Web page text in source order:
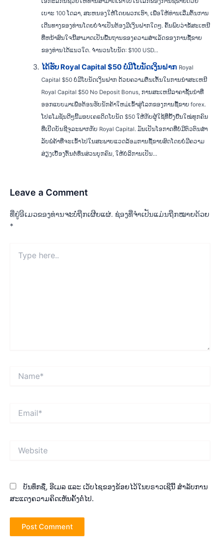
ເບາະ 100 ໂດລາ, ສະຫນອງໃຫ້ໂດຍພວກເຮົາ, ເພື່ອໃຫ້ທ່ານເລີ່ມຕົ້ນການ
ເດີນທາງຂອງທ່ານໂດຍບໍ່ຈໍາເປັນຕ້ອງມີເງິນຝາກໃດໆ. ຄົ້ນພົບວ່າຂໍ້ສະເຫນີ
ທີ່ຫນ້າສົນໃຈນີ້ສາມາດເປັນພື້ນຖານຂອງຄວາມສໍາເລັດຂອງການຊື້ຂາຍ
ຂອງທ່ານໄດ້ແນວໃດ. ຈຳນວນໂບນັດ: $100 USD...
ໄດ້ຮັບ Royal Capital $50 ບໍ່ມີໂບນັດເງິນຝາກ Royal
Capital $50 ບໍ່ມີໂບນັດເງິນຝາກ ດ້ວຍຄວາມຕື່ນເຕັ້ນໃນການນໍາສະເຫນີ
Royal Capital $50 No Deposit Bonus, ການສະເຫນີລາຄາຊັ້ນນໍາທີ່
ອອກແບບມາເພື່ອຕ້ອນຮັບນັກຄ້າໃຫມ່ເຂົ້າສູ່ໂລກຂອງການຊື້ຂາຍ forex.
ໂປຣໂມຊັນດີໆນີ້ມອບເຄຣດິດໂບນັດ $50 ໃຫ້ກັບຜູ້ໃຊ້ທີ່ຢັ້ງຢືນໃໝ່ທຸກຄົນ
ທີ່ເປີດບັນຊີຈຸລະພາກກັບ Royal Capital. ມັນເປັນໂອກາດທີ່ບໍ່ມີຕົວຕົນສໍາ
ລັບພໍ່ຄ້າທີ່ຈະເຂົ້າໄປໃນສະພາບແວດລ້ອມການຊື້ຂາຍສົດໂດຍບໍ່ມີຄວາມ
ສ່ຽງເບື້ອງຕົ້ນຕໍ່ທຶນສ່ວນບຸກຄົນ, ໃຫ້ບໍລິການເປັນ...
Leave a Comment
ທີ່ຢູ່ອີເມວຂອງທ່ານຈະບໍ່ຖືກເຜີຍແຜ່. ຊ່ອງທີ່ຈຳເປັນແມ່ນຖືກໝາຍດ້ວຍ
*
here..
ບັນທຶກຊື່, ອີເມລ ແລະ ເວັບໄຊຂອງຂ້ອຍໄວ້ໃນບຣາວເຊີນີ້ ສຳລັບການ
ສະແດງຄວາມຄິດເຫັນຄັ້ງຕໍ່ໄປ.